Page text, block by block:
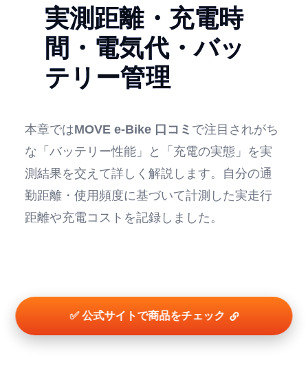
✅ 公式サイトで商品をチェック
実測距離・充電時
間・電気代・バッ
テリー管理
本章ではMOVE e-Bike 口コミ で注目されがち
な「バッテリー性能」と「充電の実態」を実
測結果を交えて詳しく解説します。自分の通
勤距離・使用頻度に基づいて計測した実走行
距離や充電コストを記録しました。